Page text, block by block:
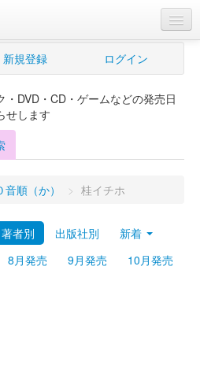
新規登録 ログイン
DVD・CD・ゲームなどの発売日
せします
順（か） > 桂イチホ
著者別 出版社別
新着
8月発売 9月発売 10月発売